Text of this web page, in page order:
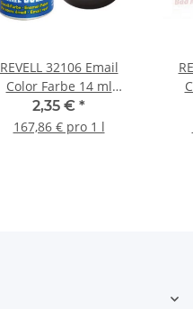
REVELL 32106 Email
Color Farbe 14 ml
teerschwarz matt RAL
9021
2,35 € *
167,86 € pro 1 l